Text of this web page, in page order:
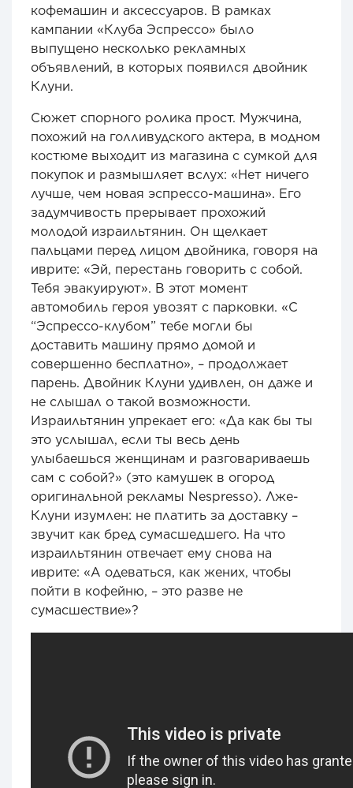
кофемашин и аксессуаров. В рамках
кампании «Клуба Эспрессо» было
выпущено несколько рекламных
объявлений, в которых появился двойник
Клуни.
Сюжет спорного ролика прост. Мужчина,
похожий на голливудского актера, в модном
костюме выходит из магазина с сумкой для
покупок и размышляет вслух: «Нет ничего
лучше, чем новая эспрессо-машина». Его
задумчивость прерывает прохожий
молодой израильтянин. Он щелкает
пальцами перед лицом двойника, говоря на
иврите: «Эй, перестань говорить с собой.
Тебя эвакуируют». В этот момент
автомобиль героя увозят с парковки. «С
“Эспрессо-клубом” тебе могли бы
доставить машину прямо домой и
совершенно бесплатно», – продолжает
парень. Двойник Клуни удивлен, он даже и
не слышал о такой возможности.
Израильтянин упрекает его: «Да как бы ты
это услышал, если ты весь день
улыбаешься женщинам и разговариваешь
сам с собой?» (это камушек в огород
оригинальной рекламы Nespresso). Лже-
Клуни изумлен: не платить за доставку –
звучит как бред сумасшедшего. На что
израильтянин отвечает ему снова на
иврите: «А одеваться, как жених, чтобы
пойти в кофейню, – это разве не
сумасшествие»?